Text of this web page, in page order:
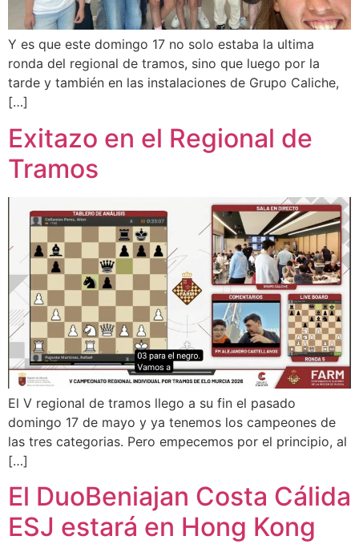
Y es que este domingo 17 no solo estaba la ultima
ronda del regional de tramos, sino que luego por la
tarde y también en las instalaciones de Grupo Caliche,
[…]
Exitazo en el Regional de
Tramos
El V regional de tramos llego a su fin el pasado
domingo 17 de mayo y ya tenemos los campeones de
las tres categorias. Pero empecemos por el principio, al
[…]
El DuoBeniajan Costa Cálida
ESJ estará en Hong Kong